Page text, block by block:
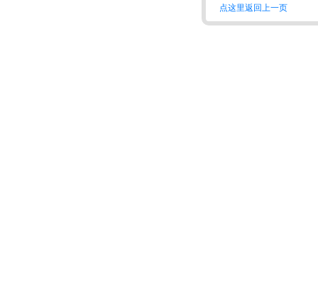
点这里返回上一页